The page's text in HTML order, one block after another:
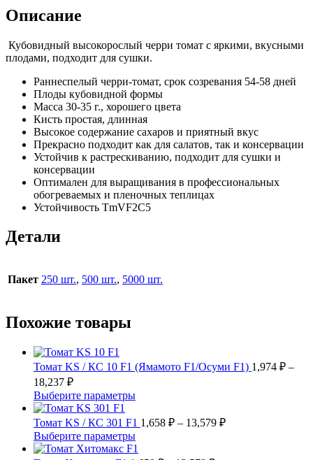
Описание
Кубовидный высокорослый черри томат с яркими, вкусными
плодами, подходит для сушки.
Раннеспелый черри-томат, срок созревания 54-58 дней
Плоды кубовидной формы
Масса 30-35 г., хорошего цвета
Кисть простая, длинная
Высокое содержание сахаров и приятный вкус
Прекрасно подходит как для салатов, так и консервации
Устойчив к растрескиванию, подходит для сушки и
консервации
Оптимален для выращивания в профессиональных
обогреваемых и пленочных теплицах
Устойчивость TmVF2C5
Детали
Пакет 250 шт., 500 шт., 5000 шт.
Похожие товары
Томат KS / КС 10 F1 (Ямамото F1/Осуми F1) 1,974 ₽ –
18,237 ₽Диапазон
цен:
1,974 ₽
–
18,237 ₽
Выберите параметрыЭтот
имеет
несколько
вариаций.
Томат KS / КС 301 F1 1,658 ₽ – 13,579 ₽Диапазон
Выберите параметрыЭтот
товар